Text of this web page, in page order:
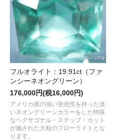
フルオライト：19.91ct（ファ
ンシーネオングリーン）
176,000円(税16,000円)
アメリカ産の強い蛍光性を持った淡
いネオングリーンカラーをした特殊
なヘクサゴナル・ステップ・カット
が施された大粒のフローライトとな
ります。